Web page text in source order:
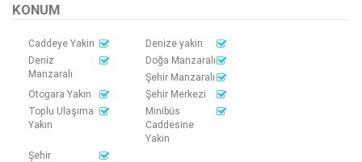
KONUM
Caddeye Yakin
Denize yakin
Deniz
Manzaralı
Doğa Manzaralı
Şehir Manzaralı
Otogara Yakın
Şehir Merkezi
Toplu Ulaşıma
Yakın
Minibüs
Caddesine
Yakin
Şehir